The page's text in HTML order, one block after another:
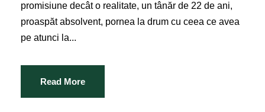
promisiune decât o realitate, un tânăr de 22 de ani,
proaspăt absolvent, pornea la drum cu ceea ce avea
pe atunci la...
Read More